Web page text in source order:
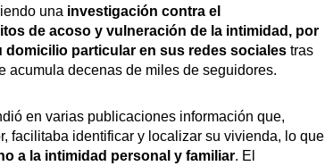
una investigación contra el
de acoso y vulneración de la intimidad, por
particular en sus redes sociales tras
acumula decenas de miles de seguidores.
en varias publicaciones información que,
facilitaba identificar y localizar su vivienda, lo que
a la intimidad personal y familiar. El